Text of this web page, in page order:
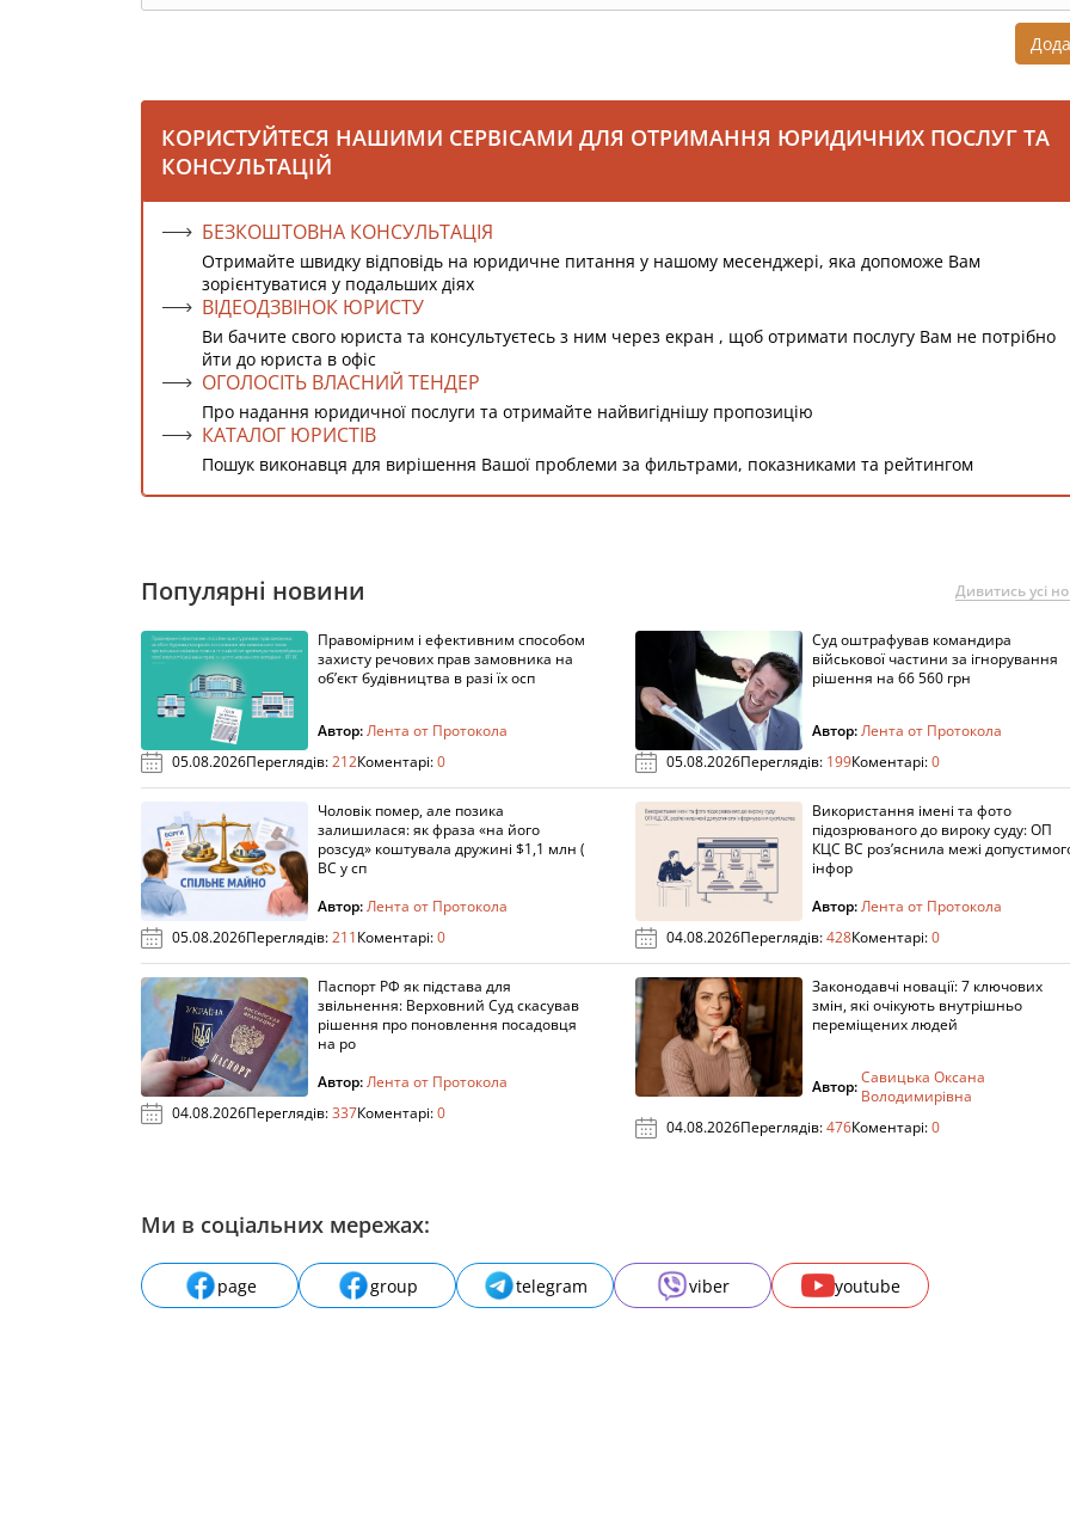
КОРИСТУЙТЕСЯ НАШИМИ СЕРВІСАМИ ДЛЯ ОТРИМАННЯ ЮРИДИЧНИХ ПОСЛУГ ТА
КОНСУЛЬТАЦІЙ
БЕЗКОШТОВНА КОНСУЛЬТАЦІЯ
Отримайте швидку відповідь на юридичне питання у нашому месенджері, яка допоможе Вам
зорієнтуватися у подальших діях
ВІДЕОДЗВІНОК ЮРИСТУ
Ви бачите свого юриста та консультуєтесь з ним через екран , щоб отримати послугу Вам не потрібно
йти до юриста в офіс
ОГОЛОСІТЬ ВЛАСНИЙ ТЕНДЕР
Про надання юридичної послуги та отримайте найвигіднішу пропозицію
КАТАЛОГ ЮРИСТІВ
Пошук виконавця для вирішення Вашої проблеми за фильтрами, показниками та рейтингом
Популярні новини Дивитись усі
Правомірним і ефективним способом
захисту речових прав замовника на
об’єкт будівництва в разі їх осп
Автор:Лента от Протокола
05.08.2026Переглядів:212Коментарі:0
Суд оштрафував командира
військової частини за ігнорування
рішення на 66 560 грн
Автор:Лента от Протокола
05.08.2026Переглядів: 199Коментарі:0
Чоловік помер, але позика
залишилася: як фраза «на його
розсуд» коштувала дружині $1,1 млн (
ВС у сп
Автор:Лента от Протокола
05.08.2026Переглядів:211Коментарі:0
Використання імені та фото
підозрюваного до вироку суду: ОП
КЦС ВС роз’яснила межі
інфор
Автор:Лента от Протокола
04.08.2026Переглядів:428Коментарі:0
Паспорт РФ як підстава для
звільнення: Верховний Суд скасував
рішення про поновлення посадовця
на ро
Автор:Лента от Протокола
04.08.2026Переглядів:337Коментарі:0
Законодавчі новації: 7 ключових
змін, які очікують внутрішньо
переміщених людей
Автор:Савицька Оксана
Володимирівна
04.08.2026Переглядів:476Коментарі:0
Ми в соціальних мережах:
page group telegram viber youtube